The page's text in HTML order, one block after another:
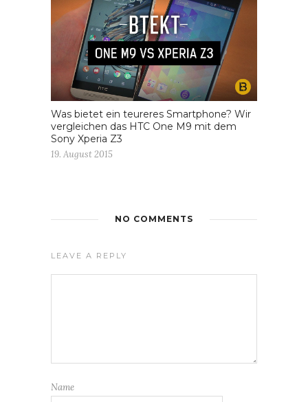
Was bietet ein teureres Smartphone? Wir
vergleichen das HTC One M9 mit dem
Sony Xperia Z3
19. August 2015
NO COMMENTS
LEAVE A REPLY
Name